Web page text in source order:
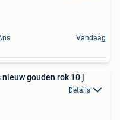
Vandaag
gouden rok 10 j
Details